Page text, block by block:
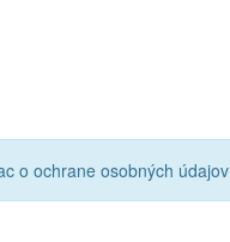
o ochrane osobných údajov